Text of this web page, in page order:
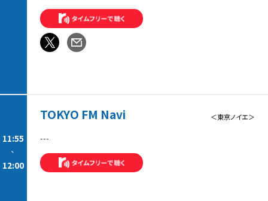
11:55
-
12:00
TOKYO FM Navi ＜東京ノイエ＞
---